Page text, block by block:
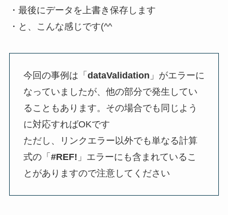
・ 最後にデータを上書き保存します
・と、こんな感じです(^^ゞ
今回の事例は「 dataValidation 」がエラーに
なっていましたが、他の部分で発生してい
ることもあります。その場合でも同じよう
に対応すればOKです
ただし、リンクエラー以外でも単なる計算
式の「 #REF! 」エラーにも含まれているこ
とがありますので注意してください